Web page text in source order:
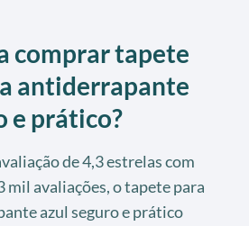
comprar tapete
antiderrapante
e prático?
de 4,3 estrelas com
mil avaliações, o tapete para
azul seguro e prático